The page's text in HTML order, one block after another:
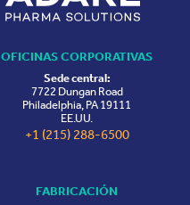
OFICINAS CORPORATIVAS
Sede central:
7722 Dungan Road
Philadelphia, PA 19111
EE.UU.
+1 (215) 288-6500
FABRICACIÓN